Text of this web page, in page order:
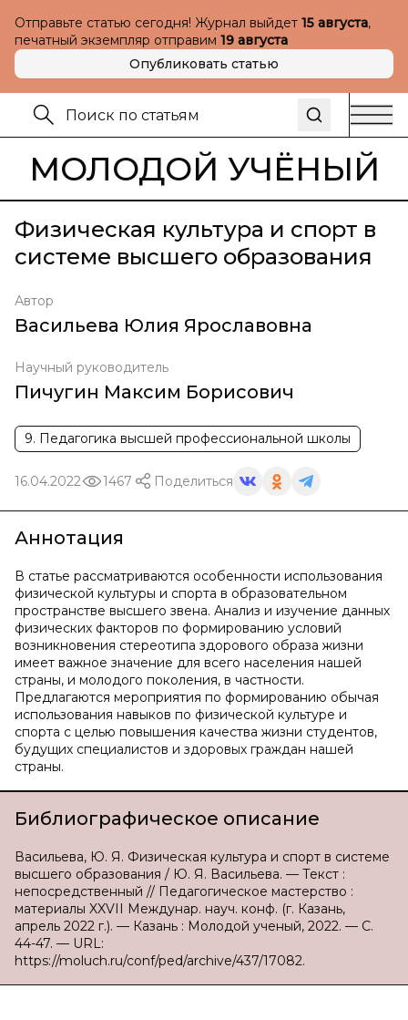
Отправьте статью сегодня! Журнал выйдет 15 августа,
печатный экземпляр отправим 19 августа
Опубликовать статью
МОЛОДОЙ УЧЁНЫЙ
Физическая культура и спорт в
системе высшего образования
Автор
Васильева Юлия Ярославовна
Научный руководитель
Пичугин Максим Борисович
9. Педагогика высшей профессиональной школы
16.04.2022 1467 Поделиться
Аннотация
В статье рассматриваются особенности использования
физической культуры и спорта в образовательном
пространстве высшего звена. Анализ и изучение данных
физических факторов по формированию условий
возникновения стереотипа здорового образа жизни
имеет важное значение для всего населения нашей
страны, и молодого поколения, в частности.
Предлагаются мероприятия по формированию обычая
использования навыков по физической культуре и
спорта с целью повышения качества жизни студентов,
будущих специалистов и здоровых граждан нашей
страны.
Библиографическое описание
Васильева, Ю. Я. Физическая культура и спорт в системе
высшего образования / Ю. Я. Васильева. — Текст :
непосредственный // Педагогическое мастерство :
материалы XXVII Междунар. науч. конф. (г. Казань,
апрель 2022 г.). — Казань : Молодой ученый, 2022. — С.
44-47. — URL:
https://moluch.ru/conf/ped/archive/437/17082.